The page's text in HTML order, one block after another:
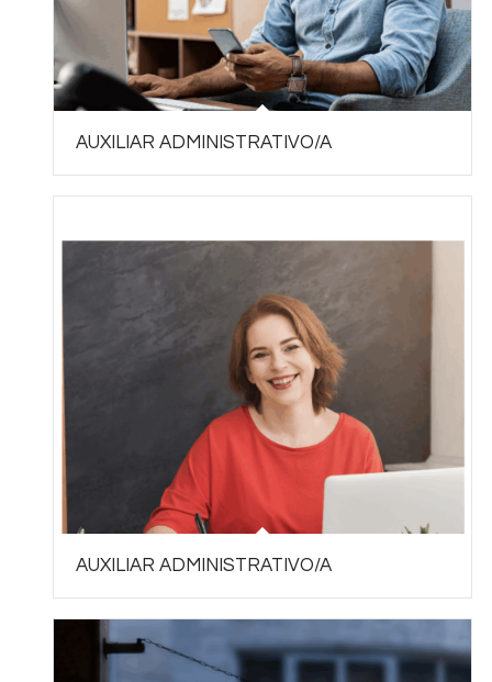
AUXILIAR ADMINISTRATIVO/A
AUXILIAR ADMINISTRATIVO/A